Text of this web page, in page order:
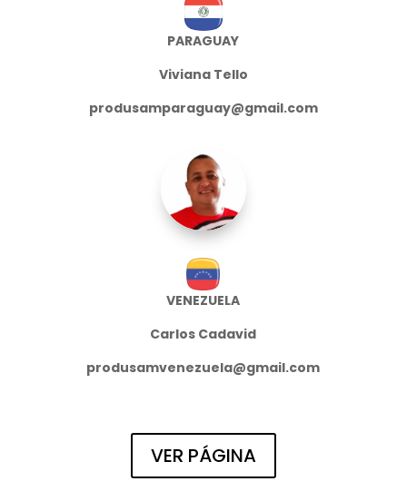
PARAGUAY
Viviana Tello
produsamparaguay@gmail.com
VENEZUELA
Carlos Cadavid
produsamvenezuela@gmail.com
VER PÁGINA